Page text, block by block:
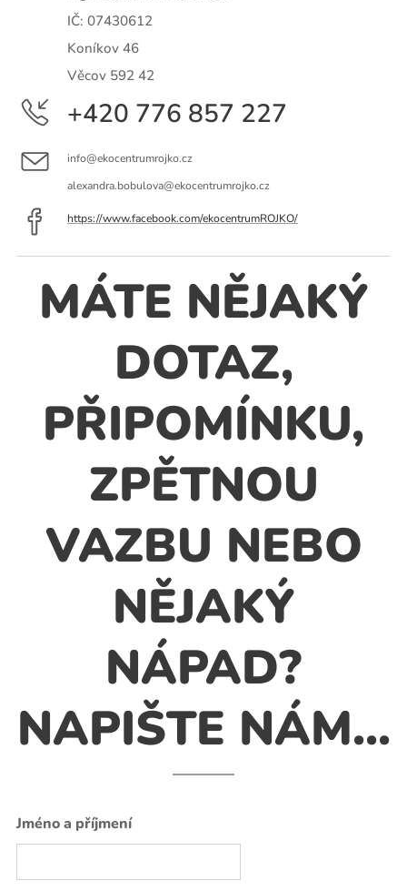
IČ: 07430612
Koníkov 46
Věcov 592 42
+420 776 857 227
info@ekocentrumrojko.cz
alexandra.bobulova@ekocentrumrojko.cz
https://www.facebook.com/ekocentrumROJKO/
MÁTE NĚJAKÝ
DOTAZ,
PŘIPOMÍNKU,
ZPĚTNOU
VAZBU NEBO
NĚJAKÝ
NÁPAD?
NAPIŠTE NÁM...
Jméno a příjmení